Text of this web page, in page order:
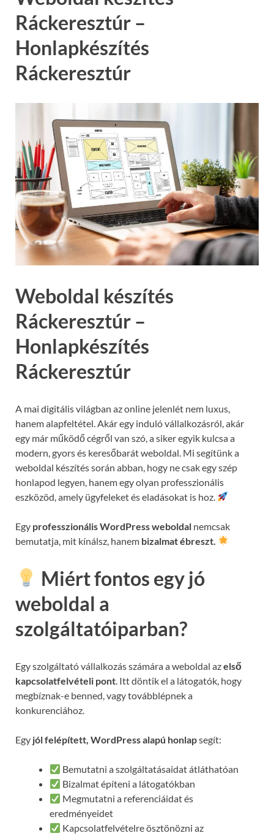
Ráckeresztúr –
Honlapkészítés
Ráckeresztúr
Weboldal készítés
Ráckeresztúr –
Honlapkészítés
Ráckeresztúr
A mai digitális világban az online jelenlét nem luxus,
hanem alapfeltétel. Akár egy induló vállalkozásról, akár
egy már működő cégről van szó, a siker egyik kulcsa a
modern, gyors és keresőbarát weboldal. Mi segítünk a
weboldal készítés során abban, hogy ne csak egy szép
honlapod legyen, hanem egy olyan professzionális
eszközöd, amely ügyfeleket és eladásokat is hoz.
Egy professzionális WordPress weboldal nemcsak
bemutatja, mit kínálsz, hanem bizalmat ébreszt.
Miért fontos egy jó
weboldal a
szolgáltatóiparban?
Egy szolgáltató vállalkozás számára a weboldal azelső
kapcsolatfelvételi pont. Itt döntik el a látogatók, hogy
megbíznak-e benned, vagy továbblépnek a
konkurenciához.
Egy jól felépített, WordPress alapú honlapsegít:
Bemutatni a szolgáltatásaidat átláthatóan
Bizalmat építeni a látogatókban
Megmutatni a referenciáidat és
eredményeidet
Kapcsolatfelvételre ösztönözni az